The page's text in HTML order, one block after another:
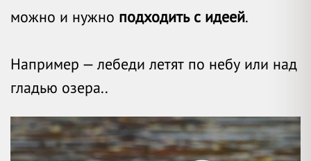
можно и нужно подходить с идеей.
Например — лебеди летят по небу или над
гладью озера..